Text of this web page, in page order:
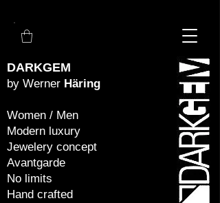
DARKGEM
by Werner Häring
Women / Men
Modern luxury
Jewelery concept
Avantgarde
No limits
Hand crafted